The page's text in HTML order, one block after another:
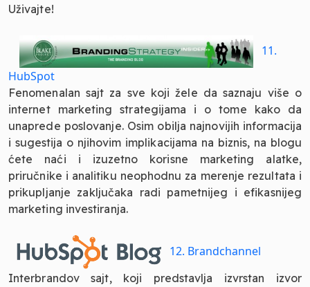
Uživajte!
11.
HubSpot
Fenomenalan sajt za sve koji žele da saznaju više o
internet marketing strategijama i o tome kako da
unaprede poslovanje. Osim obilja najnovijih informacija
i sugestija o njihovim implikacijama na biznis, na blogu
ćete naći i izuzetno korisne marketing alatke,
priručnike i analitiku neophodnu za merenje rezultata i
prikupljanje zaključaka radi pametnijeg i efikasnijeg
marketing investiranja.
12. Brandchannel
Interbrandov sajt, koji predstavlja izvrstan izvor